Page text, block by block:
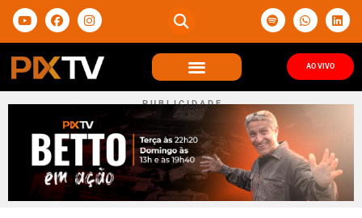
AO VIVO
P U B L I C I D A D E